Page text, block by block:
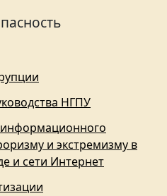
НГПУ
и экстремизму в
и сети Интернет